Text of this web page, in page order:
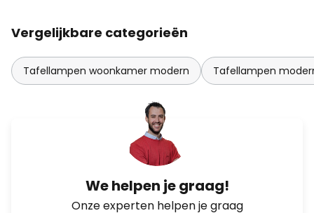
Vergelijkbare categorieën
Tafellampen woonkamer modern Tafellampen
We helpen je graag!
Onze experten helpen je graag